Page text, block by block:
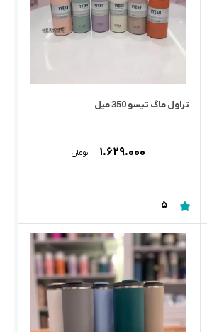
تراول ماگ تیسو 350 میل
۱.۶۲۹.۰۰۰ تومان
5